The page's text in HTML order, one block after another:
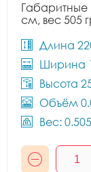
Габаритные
см, вес 505
Длина
Ширина
Высота
Объём
Вес: